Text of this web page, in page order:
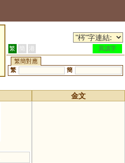
繁 簡 港
異讀字
繁簡對應
繁
簡
金文